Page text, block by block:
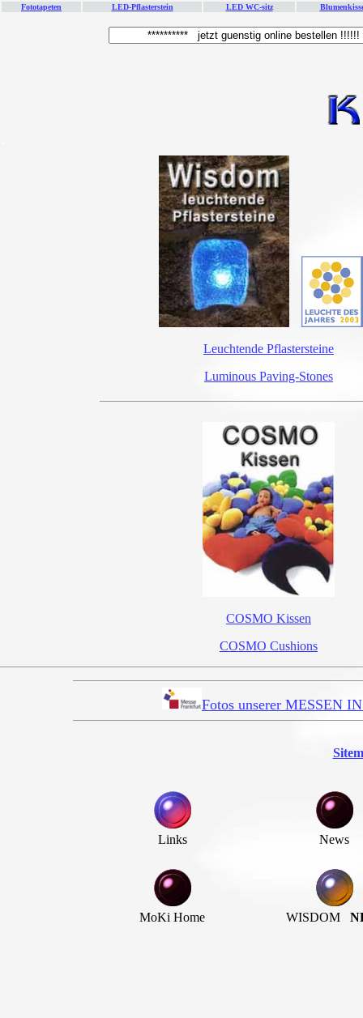
Fototapeten LED-Pflasterstein LED WC-sitz
Leuchtende Pflastersteine
Luminous Paving-Stones
COSMO Kissen
COSMO Cushions
Fotos unserer MESSEN
Links
News
MoKi Home WISDOM